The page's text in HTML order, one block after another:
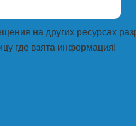
на других ресурсах
где взята информация!